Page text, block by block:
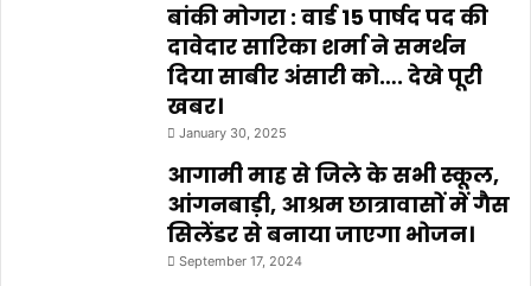
बांकी मोगरा : वार्ड 15 पार्षद पद की
दावेदार सारिका शर्मा ने समर्थन
दिया साबीर अंसारी को…. देखे पूरी
खबर।
January 30, 2025
आगामी माह से जिले के सभी स्कूल,
आंगनबाड़ी, आश्रम छात्रावासों में गैस
सिलेंडर से बनाया जाएगा भोजन।
September 17, 2024